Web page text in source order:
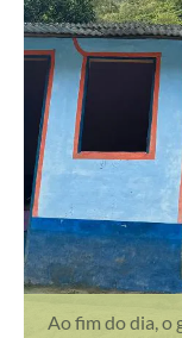
Ao fim do dia, o